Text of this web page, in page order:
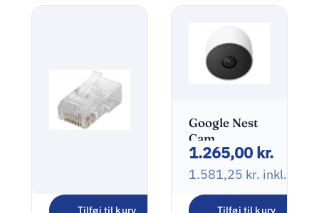
Tilføj til kurv
Google Nest
Cam
Udendørs
Indendørs
1920 x 1080
1.265,00 kr.
1.581,25 kr. inkl.
Tilføj til kurv